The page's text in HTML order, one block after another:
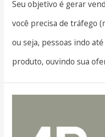
Seu objetivo é gerar
você precisa de tráfego
ou seja, pessoas indo
produto, ouvindo sua